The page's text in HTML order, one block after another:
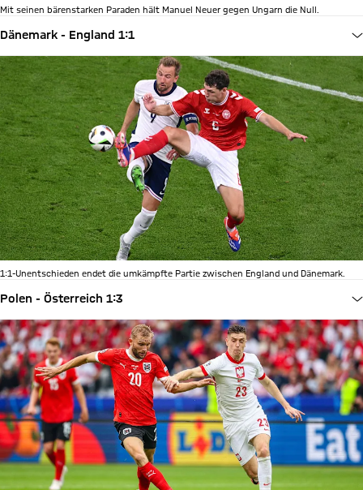
Mit seinen bärenstarken Paraden hält Manuel Neuer gegen Ungarn die Null.
Dänemark - England 1:1
1:1-Unentschieden endet die umkämpfte Partie zwischen England und Dänemark.
Polen - Österreich 1:3